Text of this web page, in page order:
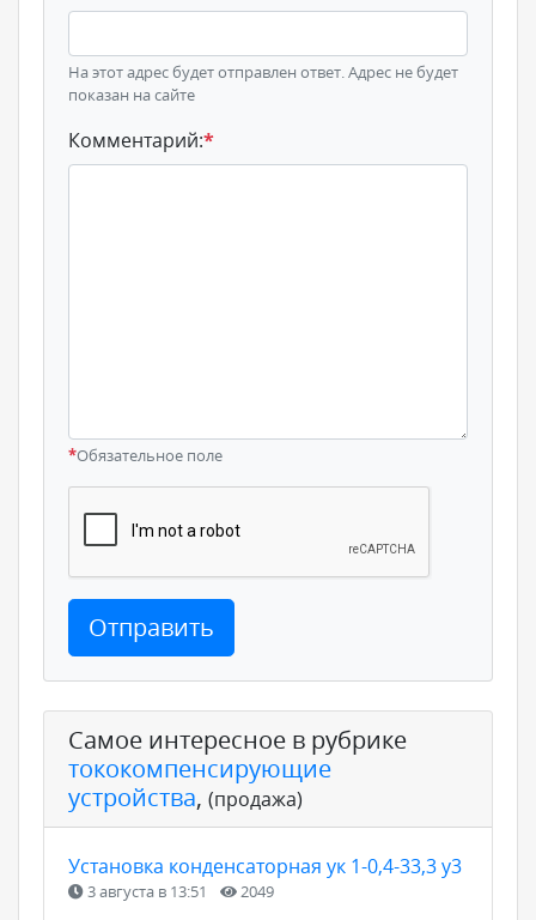
На этот адрес будет отправлен ответ. Адрес не будет
показан на сайте
Комментарий:*
*Обязательное поле
Отправить
Самое интересное в рубрике
тококомпенсирующие
устройства, (продажа)
Установка конденсаторная ук 1-0,4-33,3 у3
3 августа в 13:51 2049